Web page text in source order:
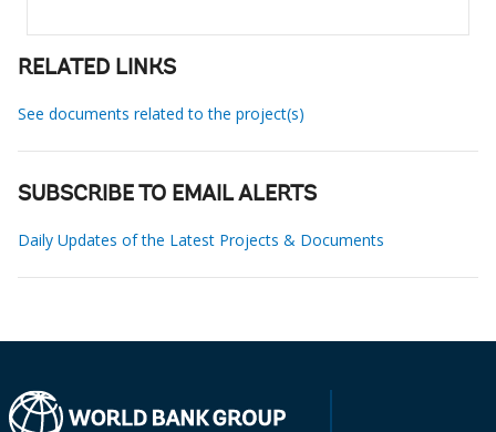
RELATED LINKS
See documents related to the project(s)
SUBSCRIBE TO EMAIL ALERTS
Daily Updates of the Latest Projects & Documents